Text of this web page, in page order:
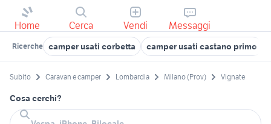
Home Cerca Vendi Messaggi
Ricerche camper usati corbetta camper usati castano primo
Subito Caravan e camper Lombardia Milano (Prov) Vignate
Cosa cerchi?